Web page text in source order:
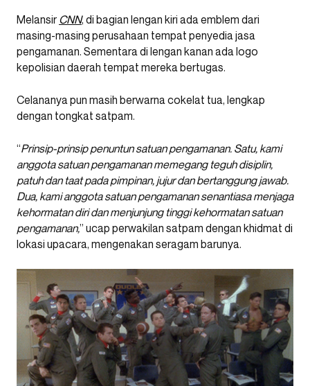
Melansir CNN, di bagian lengan kiri ada emblem dari
masing-masing perusahaan tempat penyedia jasa
pengamanan. Sementara di lengan kanan ada logo
kepolisian daerah tempat mereka bertugas.
Celananya pun masih berwarna cokelat tua, lengkap
dengan tongkat satpam.
“Prinsip-prinsip penuntun satuan pengamanan. Satu, kami
anggota satuan pengamanan memegang teguh disiplin,
patuh dan taat pada pimpinan, jujur dan bertanggung jawab.
Dua, kami anggota satuan pengamanan senantiasa menjaga
kehormatan diri dan menjunjung tinggi kehormatan satuan
pengamanan,” ucap perwakilan satpam dengan khidmat di
lokasi upacara, mengenakan seragam barunya.